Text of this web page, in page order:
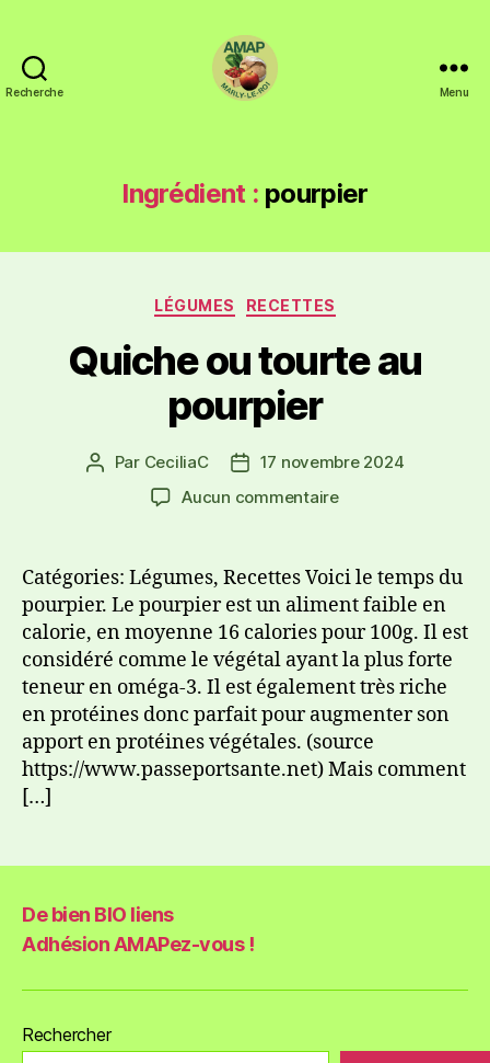
Recherche Menu
Ingrédient : pourpier
LÉGUMES RECETTES
Quiche ou tourte au
pourpier
Par CeciliaC
17 novembre 2024
Aucun commentaire
Catégories: Légumes, Recettes Voici le temps du
pourpier. Le pourpier est un aliment faible en
calorie, en moyenne 16 calories pour 100g. Il est
considéré comme le végétal ayant la plus forte
teneur en oméga-3. Il est également très riche
en protéines donc parfait pour augmenter son
apport en protéines végétales. (source
https://www.passeportsante.net) Mais comment
[…]
De bien BIO liens
Adhésion AMAPez-vous !
Rechercher